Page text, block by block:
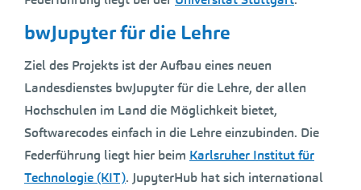
bwJupyter für die Lehre
Ziel des Projekts ist der Aufbau eines neuen
Landesdienstes bwJupyter für die Lehre, der allen
Hochschulen im Land die Möglichkeit bietet,
Softwarecodes einfach in die Lehre einzubinden. Die
Federführung liegt hier beim Karlsruher Institut für
Technologie (KIT). JupyterHub hat sich international